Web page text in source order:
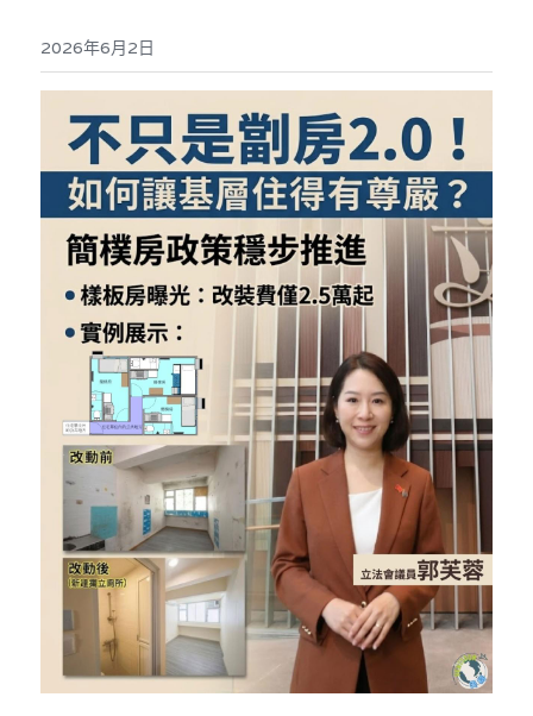
記錄．宏福苑火災
娛樂
反華推手你要知
反華推手懶人包
民主派騙案十式
反華推手起底
美西霸凌內幕
美西極權主義
真相直擊
極端暴恐實錄
KOL 專欄
林淑芳專欄
屈穎妍專欄
朱庭萱專欄
莫綺琪專欄
黃萬成專欄
招國偉專欄
高松傑專欄
林伯強專欄
馮煒光專欄
絕密法庭檔案
醫院口岸爆炸案
屠龍小隊案
黎智英案審訊
支聯會案
35+顛覆案
生活
吃喝玩指南
休閒好介紹
親子
花生仔漫畫週記
關於我們
人才招聘
投稿熱線
商戶合作
支持讚助
條款及細則
關於我們
搜索
繁體中文
繁體中文
English
2026年6月2日